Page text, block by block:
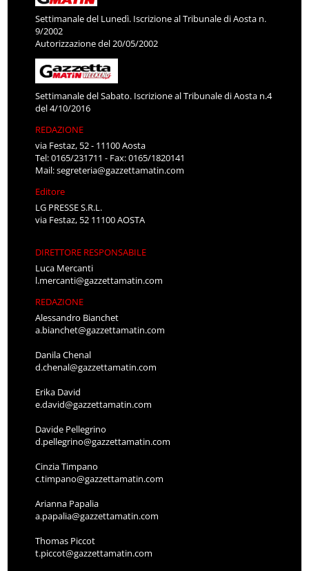
Settimanale del Lunedì. Iscrizione al Tribunale di Aosta n.
9/2002
Autorizzazione del 20/05/2002
Settimanale del Sabato. Iscrizione al Tribunale di Aosta n.4
del 4/10/2016
REDAZIONE
via Festaz, 52 - 11100 Aosta
Tel: 0165/231711 - Fax: 0165/1820141
Mail:segreteria@gazzettamatin.com
Editore
LG PRESSE S.R.L.
via Festaz, 52 11100 AOSTA
DIRETTORE RESPONSABILE
Luca Mercanti
l.mercanti@gazzettamatin.com
REDAZIONE
Alessandro Bianchet
a.bianchet@gazzettamatin.com
Danila Chenal
d.chenal@gazzettamatin.com
Erika David
e.david@gazzettamatin.com
Davide Pellegrino
d.pellegrino@gazzettamatin.com
Cinzia Timpano
c.timpano@gazzettamatin.com
Arianna Papalia
a.papalia@gazzettamatin.com
Thomas Piccot
t.piccot@gazzettamatin.com